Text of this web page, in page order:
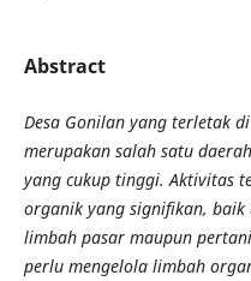
Abstract
Desa Gonilan yang terletak
merupakan salah satu
yang cukup tinggi. Aktivitas
organik yang signifikan,
limbah pasar maupun
perlu mengelola limbah